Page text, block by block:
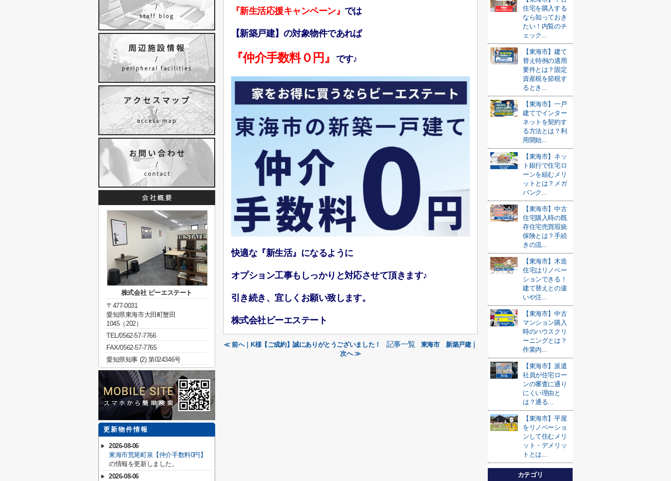
『新生活応援キャンペーン』 では
【新築戸建】の対象物件であれば
『仲介手数料０円』 です♪
快適な『新生活』になるように
オプション工事もしっかりと対応させて頂きます♪
引き続き、宜しくお願い致します。
株式会社ビーエステート
≪ 前へ｜K様【ご成約】誠にありがとうございました！ 記事一覧
東海市 新築戸建｜
次へ ≫
住宅を購入する
なら知っておき
たい！内覧のチ
ェック...
【東海市】建て
替え特例の適用
要件とは？固定
資産税を節税す
るとき...
【東海市】一戸
建てでインター
ネットを契約す
る方法とは？利
用開始...
【東海市】ネッ
ト銀行で住宅ロ
ーンを組むメリ
ットとは？メガ
バンク...
【東海市】中古
住宅購入時の既
存住宅売買瑕疵
保険とは？手続
きの流...
【東海市】木造
住宅はリノベー
ションできる！
建て替えとの違
いや注...
【東海市】中古
マンション購入
時のハウスクリ
ーニングとは？
作業内...
【東海市】派遣
社員が住宅ロー
ンの審査に通り
にくい理由と
は？通る...
【東海市】平屋
をリノベーショ
ンして住むメリ
ット・デメリッ
トとは...
カテゴリ
株式会社 ビーエステート
〒477-0031
愛知県東海市大田町蟹田
1045（202）
TEL/0562-57-7766
FAX/0562-57-7765
愛知県知事 (2) 第024346号
更新物件情報
2026-08-06
東海市荒尾町泉【仲介手数料0円】
の情報を更新しました。
2026-08-06